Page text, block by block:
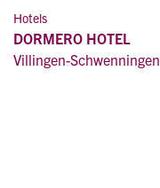
Hotels
DORMERO HOTEL
Villingen-Schwenningen